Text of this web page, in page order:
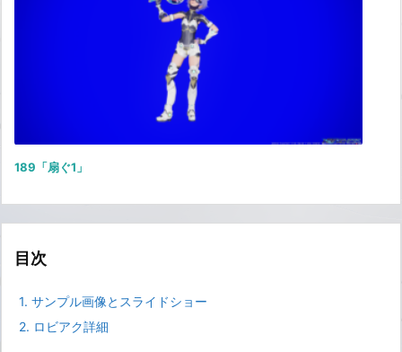
189「扇ぐ1」
目次
1. サンプル画像とスライドショー
2. ロビアク詳細